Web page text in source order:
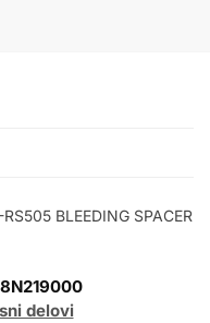
BLEEDING SPACER
delovi